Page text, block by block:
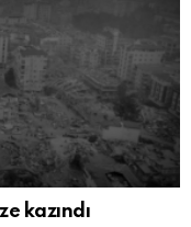
kazındı